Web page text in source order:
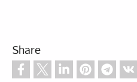
Share